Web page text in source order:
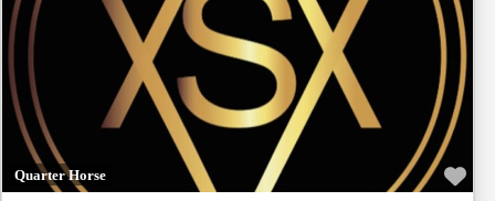
Quarter Horse